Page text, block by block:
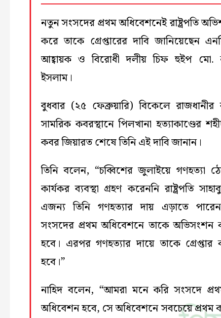
নতুন সংসদের প্রথম অধিবেশনেই রাষ্ট্রপতি
করে তাকে গ্রেপ্তারের দাবি জানিয়েছেন
আহ্বায়ক ও বিরোধী দলীয় চিফ হুইপ মো.
ইসলাম।
বুধবার (২৫ ফেব্রুয়ারি) বিকেলে রাজধানীর
সামরিক কবরস্থানে পিলখানা হত্যাকাণ্ডের
কবর জিয়ারত শেষে তিনি এই দাবি জানান।
তিনি বলেন, “চব্বিশের জুলাইয়ে গণহত্যা
কার্যকর ব্যবস্থা গ্রহণ করেননি রাষ্ট্রপতি
এজন্য তিনি গণহত্যার দায় এড়াতে
সংসদের প্রথম অধিবেশনে তাকে অভিসংশন
হবে। এরপর গণহত্যার দায়ে তাকে গ্রেপ্তার
হবে।”
নাহিদ বলেন, “আমরা মনে করি সংসদে
অধিবেশন হবে, সে অধিবেশনে সবচেয়ে প্রথম